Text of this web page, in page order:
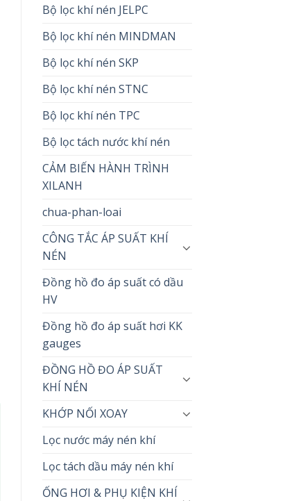
Bộ lọc khí nén JELPC
Bộ lọc khí nén MINDMAN
Bộ lọc khí nén SKP
Bộ lọc khí nén STNC
Bộ lọc khí nén TPC
Bộ lọc tách nước khí nén
CẢM BIẾN HÀNH TRÌNH
XILANH
chua-phan-loai
CÔNG TẮC ÁP SUẤT KHÍ
NÉN
Đồng hồ đo áp suất có dầu
HV
Đồng hồ đo áp suất hơi KK
gauges
ĐỒNG HỒ ĐO ÁP SUẤT
KHÍ NÉN
KHỚP NỐI XOAY
Lọc nước máy nén khí
Lọc tách dầu máy nén khí
ỐNG HƠI & PHỤ KIỆN KHÍ